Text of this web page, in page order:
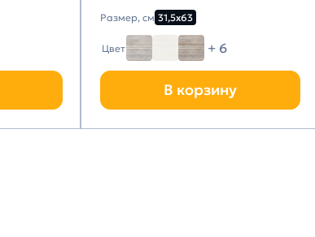
Размер, см 31,5х63
Цвет + 6
В корзину